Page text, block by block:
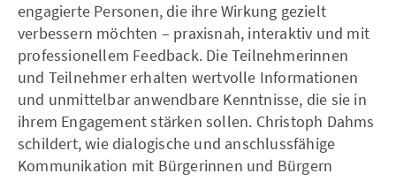
engagierte Personen, die ihre Wirkung gezielt
verbessern möchten – praxisnah, interaktiv und mit
professionellem Feedback. Die Teilnehmerinnen
und Teilnehmer erhalten wertvolle Informationen
und unmittelbar anwendbare Kenntnisse, die sie in
ihrem Engagement stärken sollen. Christoph Dahms
schildert, wie dialogische und anschlussfähige
Kommunikation mit Bürgerinnen und Bürgern